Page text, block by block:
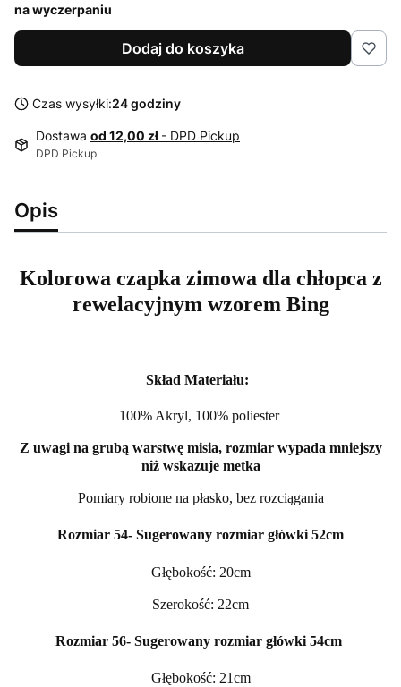
na wyczerpaniu
Dodaj do koszyka
Czas wysyłki:24 godziny
Dostawa od 12,00 zł - DPD Pickup
DPD Pickup
Opis
Kolorowa czapka zimowa dla chłopca z
rewelacyjnym wzorem Bing
Skład Materiału:
100% Akryl, 100% poliester
Z uwagi na grubą warstwę misia, rozmiar wypada mniejszy
niż wskazuje metka
Pomiary robione na płasko, bez rozciągania
Rozmiar 54- Sugerowany rozmiar główki 52cm
Głębokość: 20cm
Szerokość: 22cm
Rozmiar 56- Sugerowany rozmiar główki 54cm
Głębokość: 21cm